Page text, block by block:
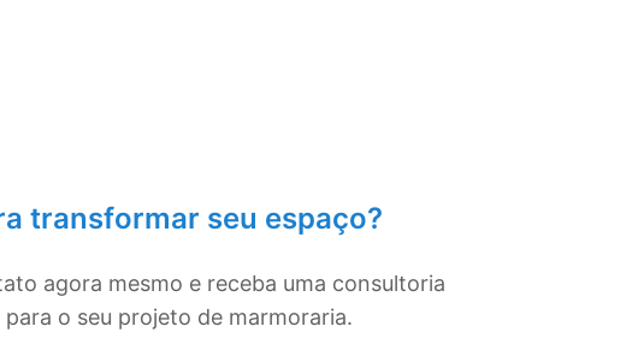
transformar seu espaço?
agora mesmo e receba uma consultoria
o seu projeto de marmoraria.